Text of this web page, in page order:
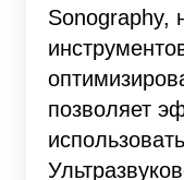
Sonography,
позволяет